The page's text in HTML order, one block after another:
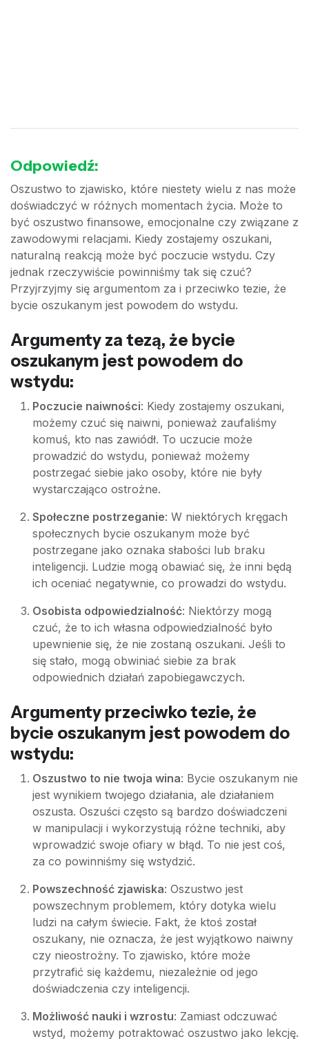
Odpowiedź:
Oszustwo to zjawisko, które niestety wielu z nas może
doświadczyć w różnych momentach życia. Może to
być oszustwo finansowe, emocjonalne czy związane z
zawodowymi relacjami. Kiedy zostajemy oszukani,
naturalną reakcją może być poczucie wstydu. Czy
jednak rzeczywiście powinniśmy tak się czuć?
Przyjrzyjmy się argumentom za i przeciwko tezie, że
bycie oszukanym jest powodem do wstydu.
Argumenty za tezą, że bycie
oszukanym jest powodem do
wstydu:
Poczucie naiwności: Kiedy zostajemy oszukani,
możemy czuć się naiwni, ponieważ zaufaliśmy
komuś, kto nas zawiódł. To uczucie może
prowadzić do wstydu, ponieważ możemy
postrzegać siebie jako osoby, które nie były
wystarczająco ostrożne.
Społeczne postrzeganie: W niektórych kręgach
społecznych bycie oszukanym może być
postrzegane jako oznaka słabości lub braku
inteligencji. Ludzie mogą obawiać się, że inni będą
ich oceniać negatywnie, co prowadzi do wstydu.
Osobista odpowiedzialność: Niektórzy mogą
czuć, że to ich własna odpowiedzialność było
upewnienie się, że nie zostaną oszukani. Jeśli to
się stało, mogą obwiniać siebie za brak
odpowiednich działań zapobiegawczych.
Argumenty przeciwko tezie, że
bycie oszukanym jest powodem do
wstydu:
Oszustwo to nie twoja wina: Bycie oszukanym nie
jest wynikiem twojego działania, ale działaniem
oszusta. Oszuści często są bardzo doświadczeni
w manipulacji i wykorzystują różne techniki, aby
wprowadzić swoje ofiary w błąd. To nie jest coś,
za co powinniśmy się wstydzić.
Powszechność zjawiska: Oszustwo jest
powszechnym problemem, który dotyka wielu
ludzi na całym świecie. Fakt, że ktoś został
oszukany, nie oznacza, że jest wyjątkowo naiwny
czy nieostrożny. To zjawisko, które może
przytrafić się każdemu, niezależnie od jego
doświadczenia czy inteligencji.
Możliwość nauki i wzrostu: Zamiast odczuwać
wstyd, możemy potraktować oszustwo jako lekcję.